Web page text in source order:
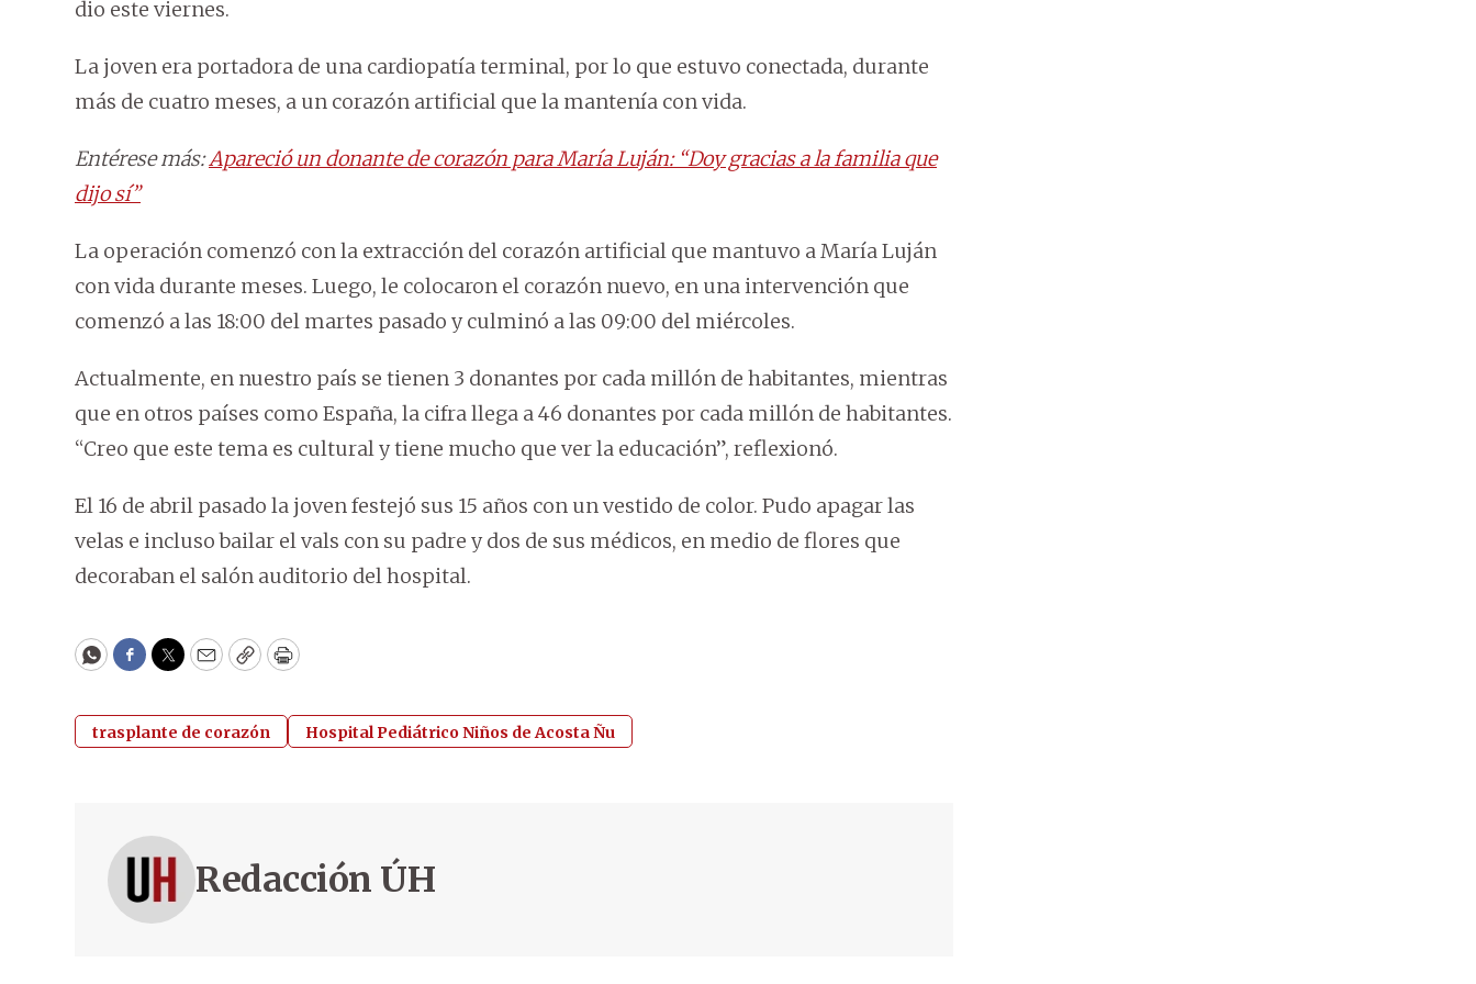
dio este viernes.
La joven era portadora de una cardiopatía terminal, por lo que estuvo conectada, durante
más de cuatro meses, a un corazón artificial que la mantenía con vida.
Entérese más:Apareció un donante de corazón para María Luján: “Doy gracias a la familia que
dijo sí”
La operación comenzó con la extracción del corazón artificial que mantuvo a María Luján
con vida durante meses. Luego, le colocaron el corazón nuevo, en una intervención que
comenzó a las 18:00 del martes pasado y culminó a las 09:00 del miércoles.
Actualmente, en nuestro país se tienen 3 donantes por cada millón de habitantes, mientras
que en otros países como España, la cifra llega a 46 donantes por cada millón de habitantes.
“Creo que este tema es cultural y tiene mucho que ver la educación”, reflexionó.
El 16 de abril pasado la joven festejó sus 15 años con un vestido de color. Pudo apagar las
velas e incluso bailar el vals con su padre y dos de sus médicos, en medio de flores que
decoraban el salón auditorio del hospital.
WhatsApp
Facebook
Twitter
EmailCopyPrint
trasplante de corazón Hospital Pediátrico Niños de Acosta Ñu
Redacción ÚH